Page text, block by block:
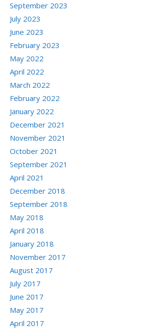
September 2023
July 2023
June 2023
February 2023
May 2022
April 2022
March 2022
February 2022
January 2022
December 2021
November 2021
October 2021
September 2021
April 2021
December 2018
September 2018
May 2018
April 2018
January 2018
November 2017
August 2017
July 2017
June 2017
May 2017
April 2017